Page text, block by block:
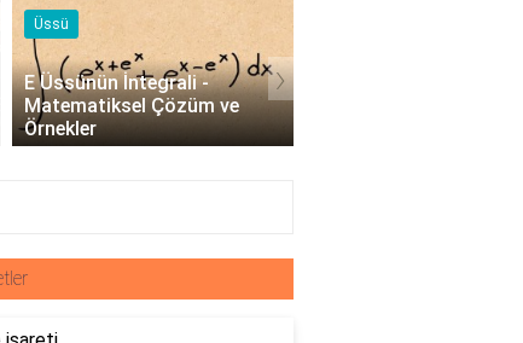
Örnekleri
Profesyonel Kurumsal Mail
Örnekleri - İşletmeler İçin
Etkili İletişim..
›